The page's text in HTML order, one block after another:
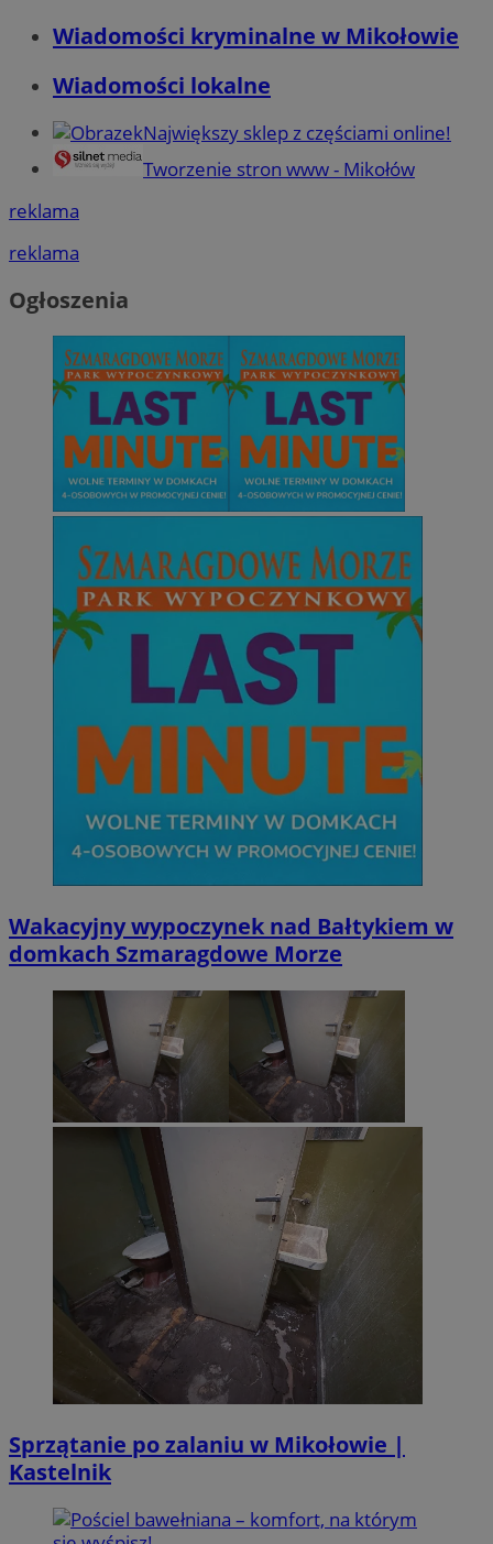
Wiadomości kryminalne w Mikołowie
Wiadomości lokalne
Największy sklep z częściami online!
Tworzenie stron www - Mikołów
reklama
reklama
Ogłoszenia
Wakacyjny wypoczynek nad Bałtykiem w
domkach Szmaragdowe Morze
Sprzątanie po zalaniu w Mikołowie |
Kastelnik